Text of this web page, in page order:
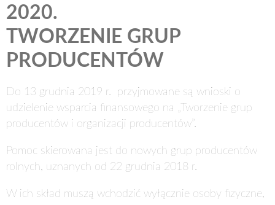
2020.
TWORZENIE GRUP
PRODUCENTÓW
Do 13 grudnia 2019 r. przyjmowane są wnioski o
udzielenie wsparcia finansowego na „Tworzenie grup
producentów i organizacji producentów”.
Pomoc skierowana jest do nowych grup producentów
rolnych, uznanych od 22 grudnia 2018 r.
W ich skład muszą wchodzić wyłącznie osoby fizyczne,